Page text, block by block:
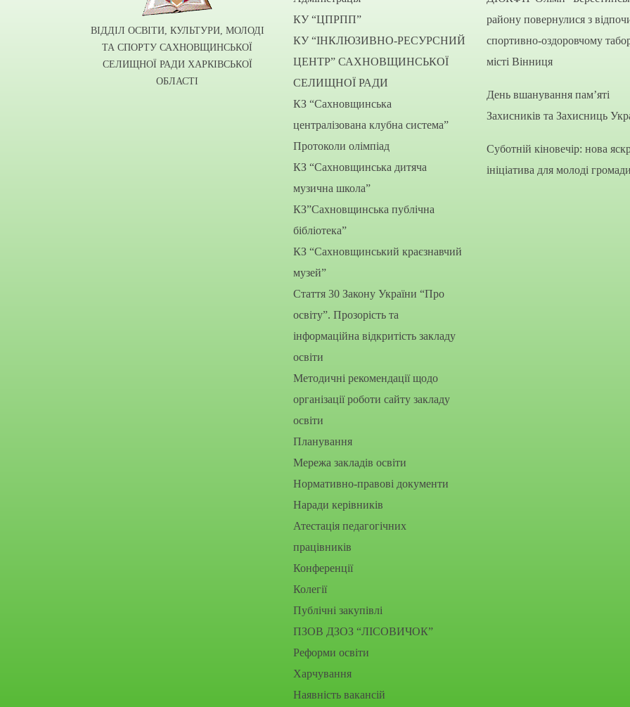
ВІДДІЛ ОСВІТИ, КУЛЬТУРИ, МОЛОДІ
ТА СПОРТУ САХНОВЩИНСЬКОЇ
СЕЛИЩНОЇ РАДИ ХАРКІВСЬКОЇ
ОБЛАСТІ
КУ “ЦПРПП”
КУ “ІНКЛЮЗИВНО-РЕСУРСНИЙ
ЦЕНТР” САХНОВЩИНСЬКОЇ
СЕЛИЩНОЇ РАДИ
КЗ “Сахновщинська
централізована клубна система”
Протоколи олімпіад
КЗ “Сахновщинська дитяча
музична школа”
КЗ”Сахновщинська публічна
бібліотека”
КЗ “Сахновщинський краєзнавчий
музей”
Стаття 30 Закону України “Про
освіту”. Прозорість та
інформаційна відкритість закладу
освіти
Методичні рекомендації щодо
організації роботи сайту закладу
освіти
Планування
Мережа закладів освіти
Нормативно-правові документи
Наради керівників
Атестація педагогічних
працівників
Конференції
Колегії
Публічні закупівлі
ПЗОВ ДЗОЗ “ЛІСОВИЧОК”
Реформи освіти
Харчування
Наявність вакансій
району повернулися з
спортивно-оздоровчому
місті Вінниця
День вшанування пам’яті
Захисників та Захисниць
Суботній кіновечір: нова
ініціатива для молоді громади